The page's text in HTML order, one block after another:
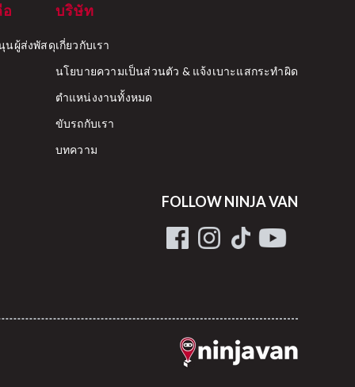
นผู้ส่งพัสดุ
บริษัท
เกี่ยวกับเรา
นโยบายความเป็นส่วนตัว & แจ้งเบาะแสกระทำผิด
ตำแหน่งงานทั้งหมด
ขับรถกับเรา
บทความ
FOLLOW NINJA VAN